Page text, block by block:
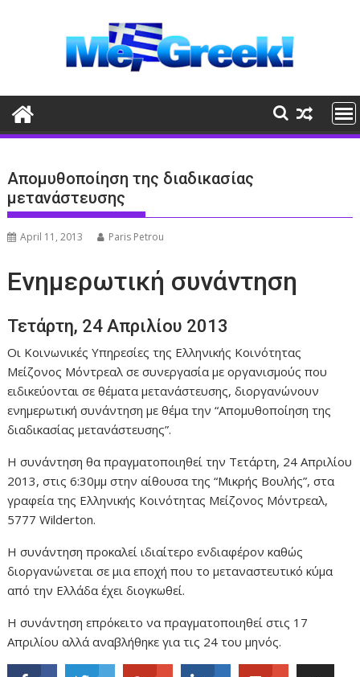
Απομυθοποίηση της διαδικασίας
μετανάστευσης
April 11, 2013 Paris Petrou
Ενημερωτική συνάντηση
Τετάρτη, 24 Απριλίου 2013
Οι Κοινωνικές Υπηρεσίες της Ελληνικής Κοινότητας
Μείζονος Μόντρεαλ σε συνεργασία με οργανισμούς που
ειδικεύονται σε θέματα μετανάστευσης, διοργανώνουν
ενημερωτική συνάντηση με θέμα την “Απομυθοποίηση της
διαδικασίας μετανάστευσης”.
Η συνάντηση θα πραγματοποιηθεί την Τετάρτη, 24 Απριλίου
2013, στις 6:30μμ στην αίθουσα της “Μικρής Βουλής”, στα
γραφεία της Ελληνικής Κοινότητας Μείζονος Μόντρεαλ,
5777 Wilderton.
Η συνάντηση προκαλεί ιδιαίτερο ενδιαφέρον καθώς
διοργανώνεται σε μια εποχή που το μεταναστευτικό κύμα
από την Ελλάδα έχει διογκωθεί.
Η συνάντηση επρόκειτο να πραγματοποιηθεί στις 17
Απριλίου αλλά αναβλήθηκε για τις 24 του μηνός.